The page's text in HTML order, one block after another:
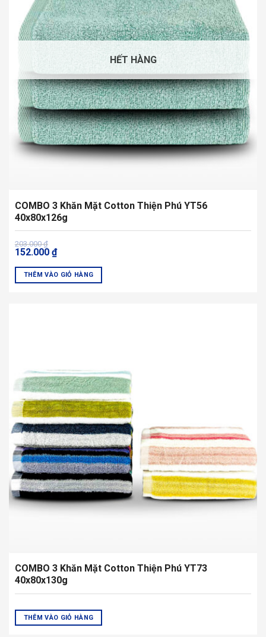
HẾT HÀNG
COMBO 3 Khăn Mặt Cotton Thiện Phú YT56
40x80x126g
203.000₫
Giá
gốc
203.000 ₫.
152.000 ₫
Giá
hiện
152.000 ₫.
THÊM VÀO GIỎ HÀNG
COMBO 3 Khăn Mặt Cotton Thiện Phú YT73
40x80x130g
THÊM VÀO GIỎ HÀNG